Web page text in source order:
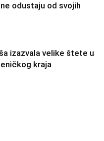
odustaju od svojih
izazvala velike štete u
kraja